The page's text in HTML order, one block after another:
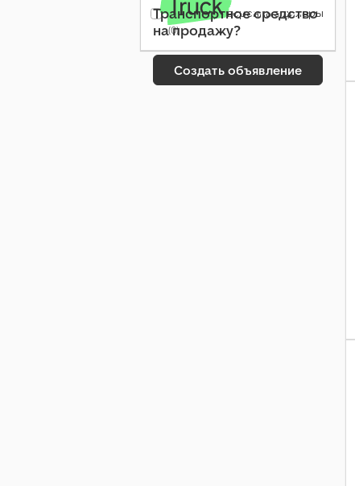
Только проверенные дилеры
(0)
Транспортное средство
на продажу?
Создать объявление